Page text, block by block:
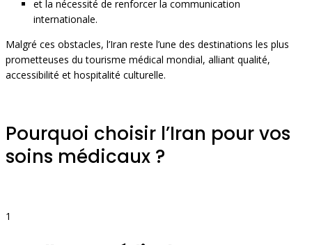
et la nécessité de renforcer la communication
internationale.
Malgré ces obstacles, l’Iran reste l’une des destinations les plus
prometteuses du tourisme médical mondial, alliant qualité,
accessibilité et hospitalité culturelle.
Pourquoi choisir l’Iran pour vos
soins médicaux ?
1